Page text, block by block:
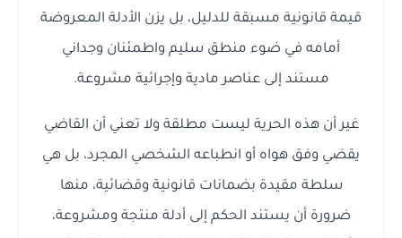
قيمة قانونية مسبقة للدليل، بل يزن الأدلة المعروضة
أمامه في ضوء منطق سليم واطمئنان وجداني
مستند إلى عناصر مادية وإجرائية مشروعة.
غير أن هذه الحرية ليست مطلقة ولا تعني أن القاضي
يقضي وفق هواه أو انطباعه الشخصي المجرد، بل هي
سلطة مقيدة بضمانات قانونية وقضائية، منها
ضرورة أن يستند الحكم إلى أدلة منتجة ومشروعة،